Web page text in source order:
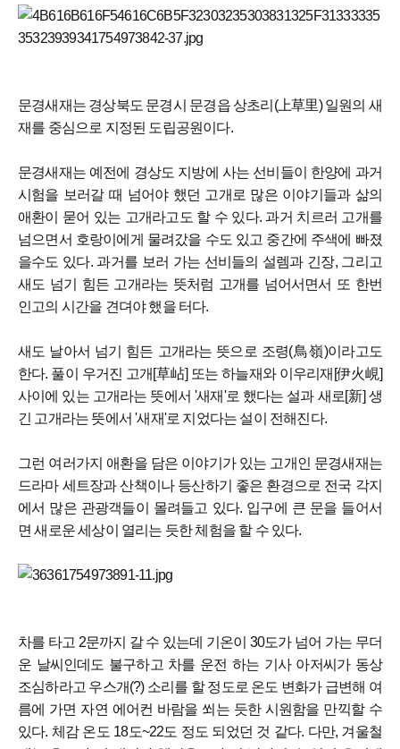
문경새재는 경상북도 문경시 문경읍 상초리(上草里) 일원의 새
재를 중심으로 지정된 도립공원이다.
문경새재는 예전에 경상도 지방에 사는 선비들이 한양에 과거
시험을 보러갈 때 넘어야 했던 고개로 많은 이야기들과 삶의
애환이 묻어 있는 고개라고도 할 수 있다. 과거 치르러 고개를
넘으면서 호랑이에게 물려갔을 수도 있고 중간에 주색에 빠졌
을수도 있다. 과거를 보러 가는 선비들의 설렘과 긴장, 그리고
새도 넘기 힘든 고개라는 뜻처럼 고개를 넘어서면서 또 한번
인고의 시간을 견뎌야 했을 터다.
새도 날아서 넘기 힘든 고개라는 뜻으로 조령(鳥嶺)이라고도
한다. 풀이 우거진 고개[草岾] 또는 하늘재와 이우리재[伊火峴]
사이에 있는 고개라는 뜻에서 '새재'로 했다는 설과 새로[新] 생
긴 고개라는 뜻에서 '새재'로 지었다는 설이 전해진다.
그런 여러가지 애환을 담은 이야기가 있는 고개인 문경새재는
드라마 세트장과 산책이나 등산하기 좋은 환경으로 전국 각지
에서 많은 관광객들이 몰려들고 있다. 입구에 큰 문을 들어서
면 새로운 세상이 열리는 듯한 체험을 할 수 있다.
차를 타고 2문까지 갈 수 있는데 기온이 30도가 넘어 가는 무더
운 날씨인데도 불구하고 차를 운전 하는 기사 아저씨가 동상
조심하라고 우스개(?) 소리를 할 정도로 온도 변화가 급변해 여
름에 가면 자연 에어컨 바람을 쐬는 듯한 시원함을 만끽할 수
있다. 체감 온도 18도~22도 정도 되었던 것 같다. 다만, 겨울철